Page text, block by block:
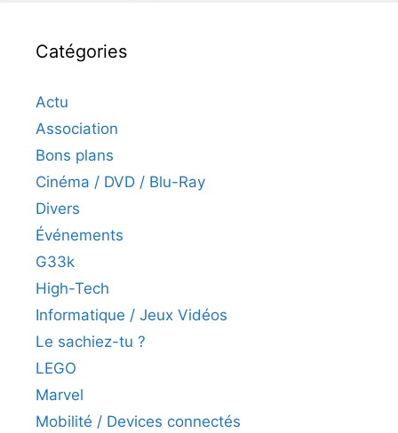
Catégories
Actu
Association
Bons plans
Cinéma / DVD / Blu-Ray
Divers
Événements
G33k
High-Tech
Informatique / Jeux Vidéos
Le sachiez-tu ?
LEGO
Marvel
Mobilité / Devices connectés